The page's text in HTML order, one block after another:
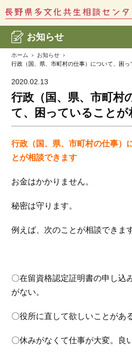
お知らせ
ホーム
お知らせ
行政（国、県、市町村の仕事）について、困
2020.02.13
行政（国、県、市町村
て、困っていることが
行政（国、県、市町村の仕事）
とが相談できます
お金はかかりません。
秘密は守ります。
例えば、次のことが相談できま
〇在留資格認定証明書の申し込
がない。
〇役所に直して欲しいことがあ
〇休みがなくて仕事が大変。良